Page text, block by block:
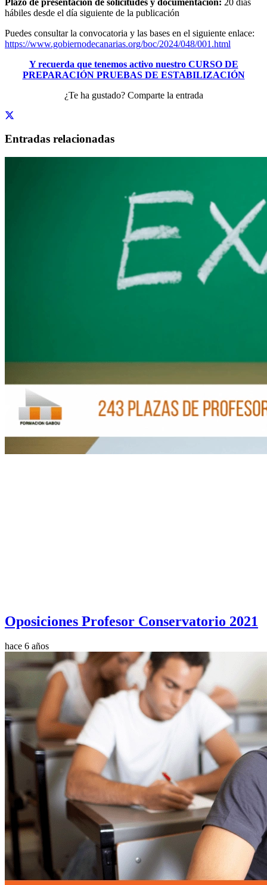
hábiles desde el día siguiente de la publicación
Puedes consultar la convocatoria y las bases en el siguiente enlace:
https://www.gobiernodecanarias.org/boc/2024/048/001.html
Y recuerda que tenemos activo nuestro CURSO DE
PREPARACIÓN PRUEBAS DE ESTABILIZACIÓN
¿Te ha gustado? Comparte la entrada
Entradas relacionadas
Oposiciones Profesor Conservatorio 2021
hace 6 años